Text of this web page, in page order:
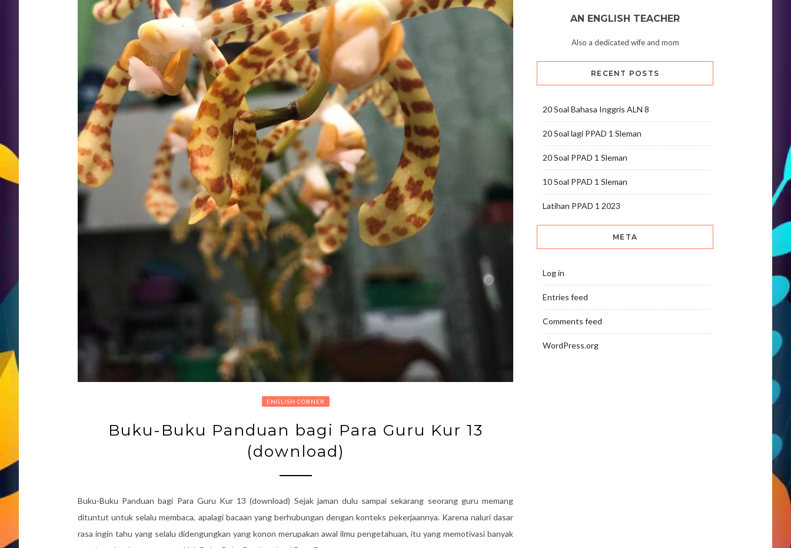
ENGLISH CORNER
Buku-Buku Panduan bagi Para Guru Kur 13
(download)
Buku-Buku Panduan bagi Para Guru Kur 13 (download) Sejak jaman dulu sampai sekarang seorang guru memang
dituntut untuk selalu membaca, apalagi bacaan yang berhubungan dengan konteks pekerjaannya. Karena naluri dasar
rasa ingin tahu yang selalu didengungkan yang konon merupakan awal ilmu pengetahuan, itu yang memotivasi banyak
AN ENGLISH TEACHER
Also a dedicated wife and mom
RECENT POSTS
20 Soal Bahasa Inggris ALN 8
20 Soal lagi PPAD 1 Sleman
20 Soal PPAD 1 Sleman
10 Soal PPAD 1 Sleman
Latihan PPAD 1 2023
META
Log in
Entries feed
Comments feed
WordPress.org